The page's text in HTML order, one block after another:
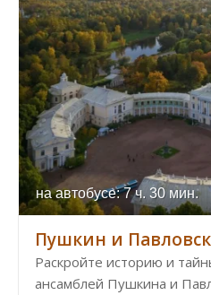
на автобусе: 7 ч. 30 мин.
Пушкин и
Раскройте историю и
ансамблей Пушкина и